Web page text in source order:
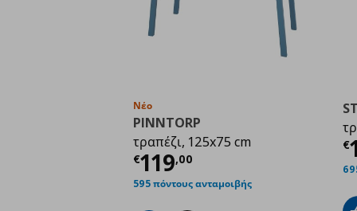
Νέο
PINNTORP
τραπέζι, 125x75 cm
€119,00
Τρέχουσα τιμή €
595 πόντους ανταμοιβής
€